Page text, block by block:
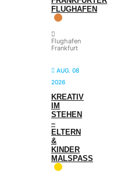
FLUGHAFEN
Flughafen
Frankfurt
AUG. 08
2026
KREATIV
IM
STEHEN
–
ELTERN
&
KINDER
MALSPASS